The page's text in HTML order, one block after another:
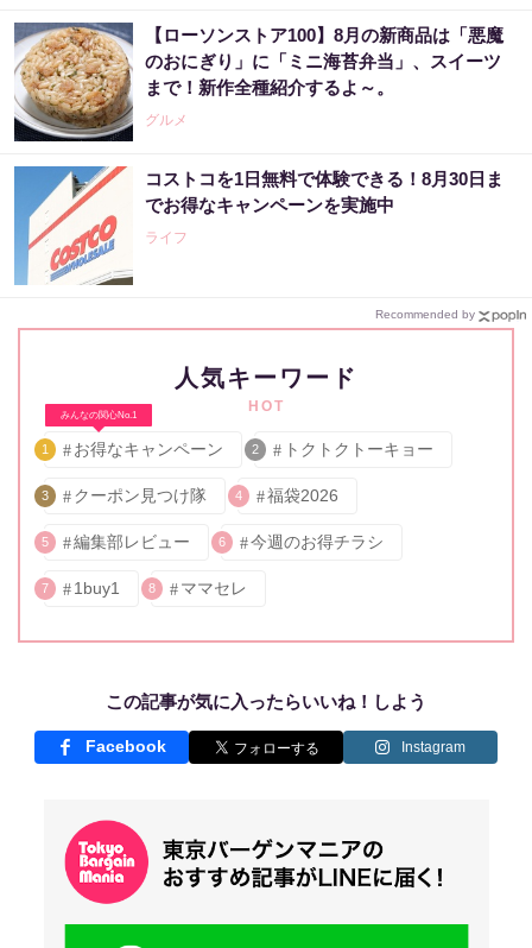
【ローソンストア100】8月の新商品は「悪魔
のおにぎり」に「ミニ海苔弁当」、スイーツ
まで！新作全種紹介するよ～。
グルメ
コストコを1日無料で体験できる！8月30日ま
でお得なキャンペーンを実施中
ライフ
Recommended by
人気キーワード
HOT
みんなの関心No.1
1 お得なキャンペーン 2 トクトクトーキョー
3 クーポン見つけ隊 4 福袋2026
5 編集部レビュー 6 今週のお得チラシ
7 1buy1 8 ママセレ
この記事が気に入ったらいいね！しよう
Facebook Instagram